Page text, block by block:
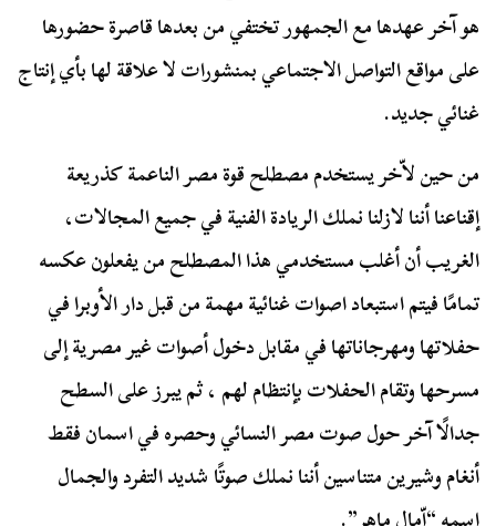
هو آخر عهدها مع الجمهور تختفي من بعدها قاصرة حضورها
على مواقع التواصل الاجتماعي بمنشورات لا علاقة لها بأي إنتاج
غنائي جديد.
من حين لاّخر يستخدم مصطلح قوة مصر الناعمة كذريعة
إقناعنا أننا لازلنا نملك الريادة الفنية في جميع المجالات،
الغريب أن أغلب مستخدمي هذا المصطلح من يفعلون عكسه
تمامًا فيتم استبعاد اصوات غنائية مهمة من قبل دار الأوبرا في
حفلاتها ومهرجاناتها في مقابل دخول أصوات غير مصرية إلى
مسرحها وتقام الحفلات بإنتظام لهم ، ثم يبرز على السطح
جدالًا آخر حول صوت مصر النسائي وحصره في اسمان فقط
أنغام وشيرين متناسين أننا نملك صوتًا شديد التفرد والجمال